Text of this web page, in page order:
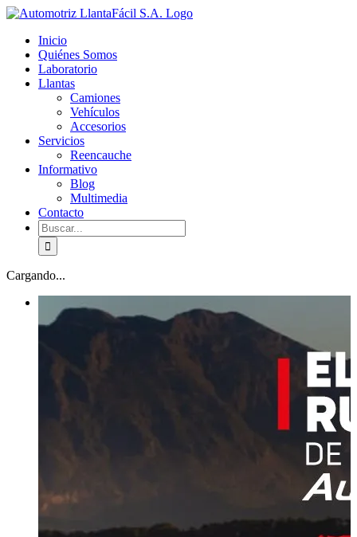
Skip
content
facebook
youtube
Inicio
Quiénes Somos
Laboratorio
Llantas
Camiones
Vehículos
Accesorios
Servicios
Reencauche
Informativo
Blog
Multimedia
Contacto
Buscar:
Cargando...